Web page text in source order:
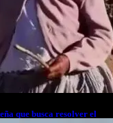
que busca resolver el